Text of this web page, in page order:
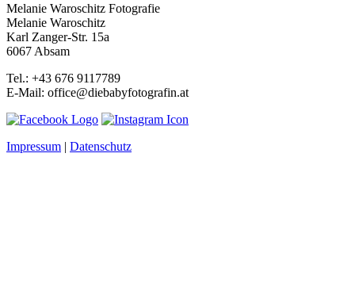
Melanie Waroschitz Fotografie
Melanie Waroschitz
Karl Zanger-Str. 15a
6067 Absam
Tel.: +43 676 9117789
E-Mail: office@diebabyfotografin.at
Impressum | Datenschutz